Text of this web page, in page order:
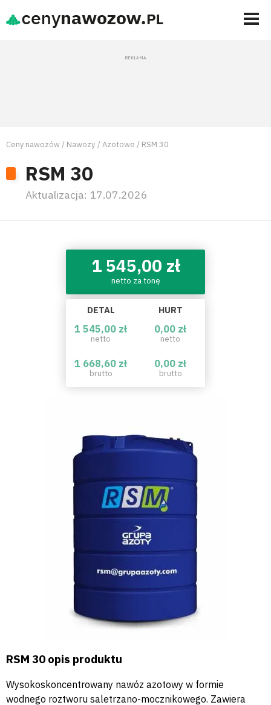
Ceny nawozów Nawozy Azotowe RSM 30
RSM 30
Aktualizacja: 17.07.2026
1 545,00 zł
netto za tonę
DETAL HURT
1 545,00 zł
netto
0,00 zł
netto
1 668,60 zł
brutto
0,00 zł
brutto
RSM 30 opis produktu
Wysokoskoncentrowany nawóz azotowy w formie
wodnego roztworu saletrzano-mocznikowego. Zawiera